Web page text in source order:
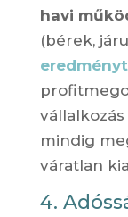
havi
(bérek,
mindig
váratlan
4.